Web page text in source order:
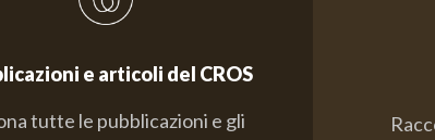
e articoli del CROS
tutte le pubblicazioni e gli